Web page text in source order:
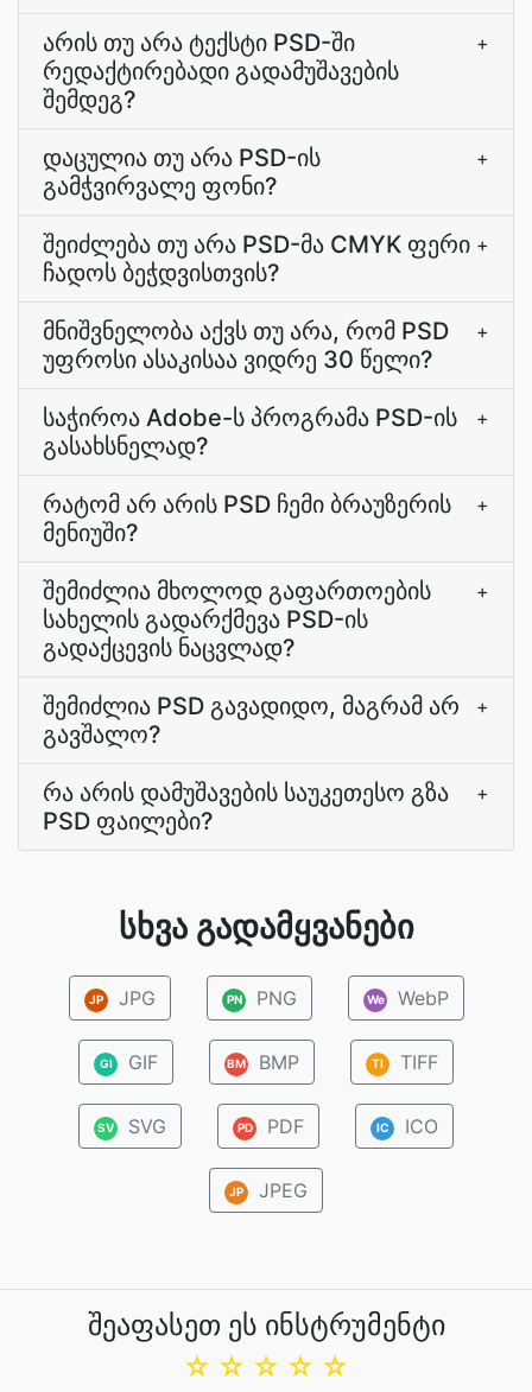
არის თუ არა ტექსტი PSD-ში
რედაქტირებადი გადამუშავების
შემდეგ?
+
დაცულია თუ არა PSD-ის
გამჭვირვალე ფონი?
+
შეიძლება თუ არა PSD-მა CMYK ფერი
ჩადოს ბეჭდვისთვის?
+
მნიშვნელობა აქვს თუ არა, რომ PSD
უფროსი ასაკისაა ვიდრე 30 წელი?
+
საჭიროა Adobe-ს პროგრამა PSD-ის
გასახსნელად?
+
რატომ არ არის PSD ჩემი ბრაუზერის
მენიუში?
+
შემიძლია მხოლოდ გაფართოების
სახელის გადარქმევა PSD-ის
გადაქცევის ნაცვლად?
+
შემიძლია PSD გავადიდო, მაგრამ არ
გავშალო?
+
რა არის დამუშავების საუკეთესო გზა
PSD ფაილები?
+
სხვა გადამყვანები
JP JPG PN PNG We WebP
GI GIF BM BMP TI TIFF
SV SVG PD PDF IC ICO
JP JPEG
შეაფასეთ ეს ინსტრუმენტი
☆
☆
☆
☆
☆